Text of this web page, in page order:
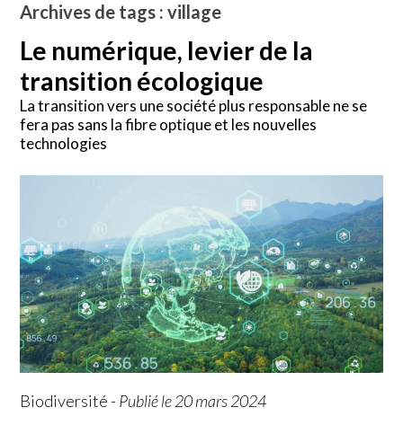
Archives de tags : village
Le numérique, levier de la
transition écologique
La transition vers une société plus responsable ne se
fera pas sans la fibre optique et les nouvelles
technologies
Biodiversité - Publié le 20 mars 2024